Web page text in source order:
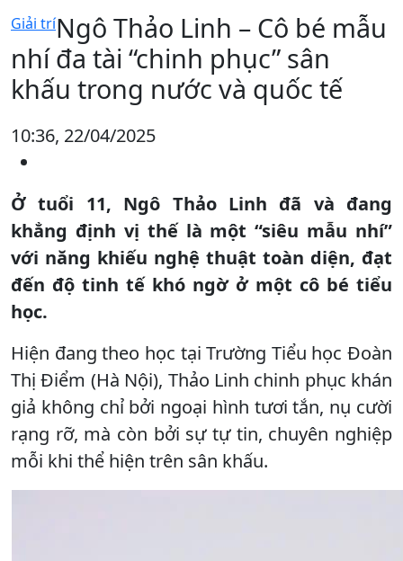
Giải tríNgô Thảo Linh – Cô bé mẫu
nhí đa tài “chinh phục” sân
khấu trong nước và quốc tế
10:36, 22/04/2025
Ở tuổi 11, Ngô Thảo Linh đã và đang
khẳng định vị thế là một “siêu mẫu nhí”
với năng khiếu nghệ thuật toàn diện, đạt
đến độ tinh tế khó ngờ ở một cô bé tiểu
học.
Hiện đang theo học tại Trường Tiểu học Đoàn
Thị Điểm (Hà Nội), Thảo Linh chinh phục khán
giả không chỉ bởi ngoại hình tươi tắn, nụ cười
rạng rỡ, mà còn bởi sự tự tin, chuyên nghiệp
mỗi khi thể hiện trên sân khấu.